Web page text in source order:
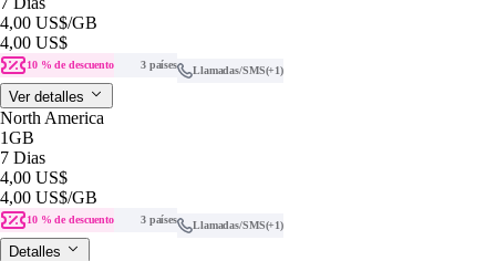
4,00 US$/GB
4,00 US$
10 % de descuento 3 países Llamadas/SMS(+1)
Ver detalles
North America
1GB
7 Dias
4,00 US$
4,00 US$/GB
10 % de descuento 3 países Llamadas/SMS(+1)
Detalles